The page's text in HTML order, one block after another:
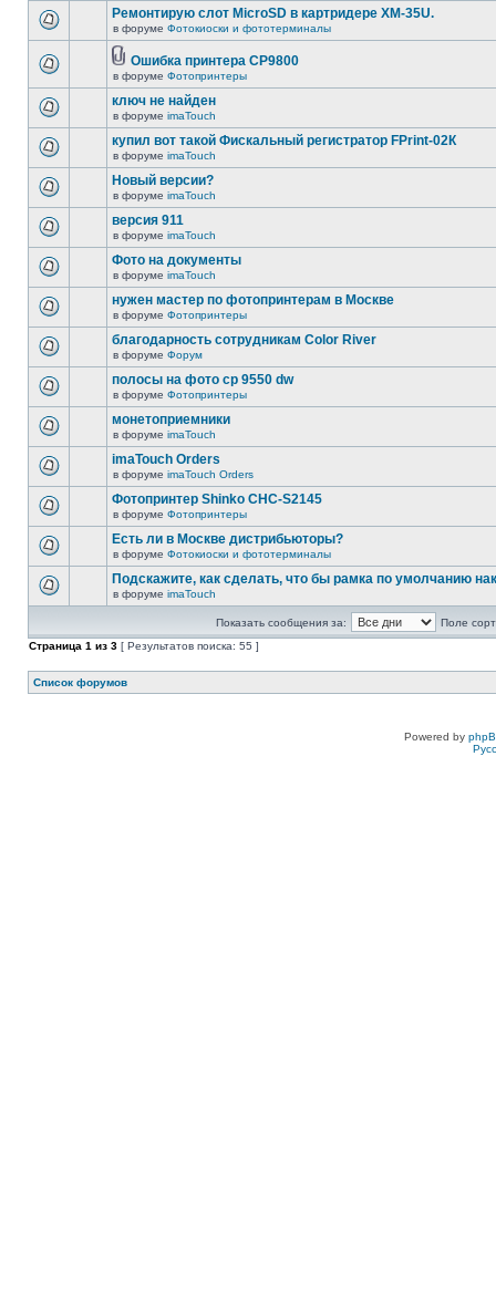
Ремонтирую слот MicroSD в картридере XM-35U.
в форуме Фотокиоски и фототерминалы
Ошибка принтера CP9800
в форуме Фотопринтеры
ключ не найден
в форуме imaTouch
купил вот такой Фискальный регистратор FPrint-02К
в форуме imaTouch
Новый версии?
в форуме imaTouch
версия 911
в форуме imaTouch
Фото на документы
в форуме imaTouch
нужен мастер по фотопринтерам в Москве
в форуме Фотопринтеры
благодарность сотрудникам Color River
в форуме Форум
полосы на фото cp 9550 dw
в форуме Фотопринтеры
монетоприемники
в форуме imaTouch
imaTouch Orders
в форуме imaTouch Orders
Фотопринтер Shinko CHC-S2145
в форуме Фотопринтеры
Есть ли в Москве дистрибьюторы?
в форуме Фотокиоски и фототерминалы
Подскажите, как сделать, что бы рамка по умолчанию
в форуме imaTouch
Показать сообщения за:
Поле
Страница 1 из 3 [ Результатов поиска: 55 ]
Список форумов
Powered by